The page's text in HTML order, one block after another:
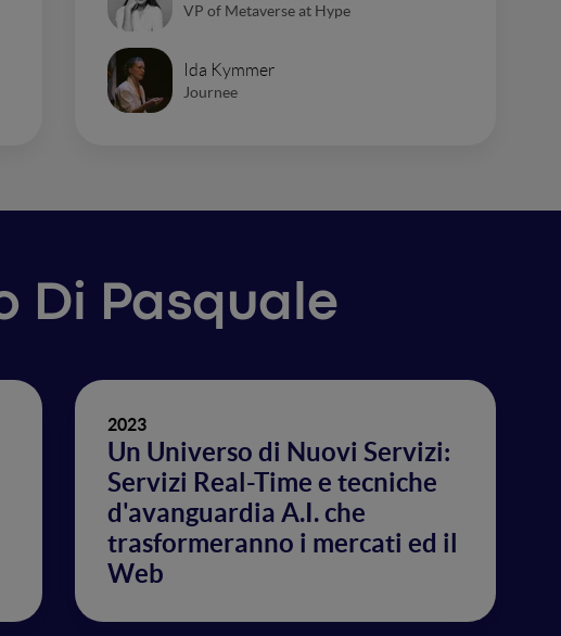
VP of Metaverse at Hype
Ida Kymmer
Journee
Di Pasquale
2023
Un Universo di Nuovi Servizi:
Servizi Real-Time e tecniche
d'avanguardia A.I. che
trasformeranno i mercati ed il
Web